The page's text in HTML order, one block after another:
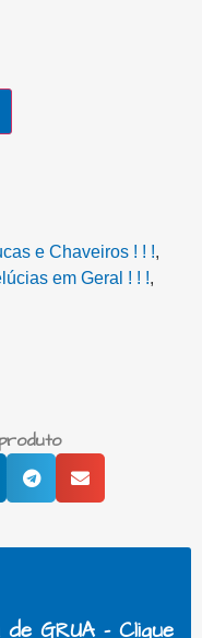
e Chaveiros ! ! !,
em Geral ! ! !,
GRUA - Clique